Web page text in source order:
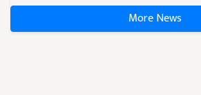
More News